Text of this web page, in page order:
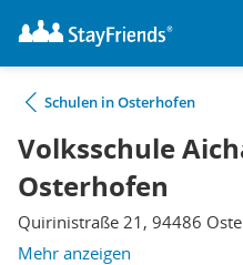
Schulen in Osterhofen
Volksschule
Osterhofen
Quirinistraße 21, 94486
Mehr anzeigen